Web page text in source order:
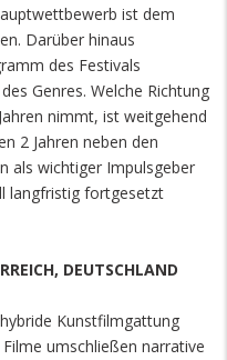
ist dem
Darüber hinaus
des Festivals
Genres. Welche Richtung
nimmt, ist weitgehend
2 Jahren neben den
als wichtiger Impulsgeber
langfristig fortgesetzt
DEUTSCHLAND
Kunstfilmgattung
umschließen narrative